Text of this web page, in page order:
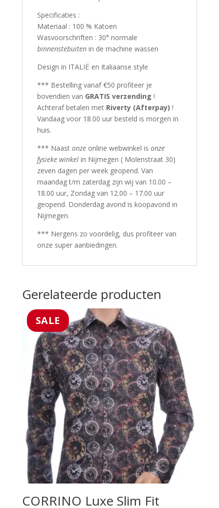
Specificaties :
Materiaal : 100 % Katoen
Wasvoorschriften : 30° normale
binnenstebuiten in de machine wassen
Design in ITALIË en Italiaanse style
*** Bestelling vanaf €50 profiteer je
bovendien van GRATIS verzending !
Achteraf betalen met Riverty (Afterpay) !
Vandaag voor 18.00 uur besteld is morgen in
huis.
*** Naast onzeonline webwinkel is onze
fysieke winkelin Nijmegen ( Molenstraat 30)
zeven dagen per week geopend. Van
maandag t/m zaterdag zijn wij van 10.00 –
18.00 uur, Zondag van 12.00 – 17.00 uur
geopend. Donderdag avond is koopavond in
Nijmegen.
*** Nergens zo voordelig, dus profiteer van
onze super aanbiedingen.
Gerelateerde producten
SALE
CORRINO Luxe Slim Fit